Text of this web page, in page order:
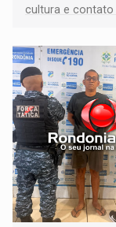
cultura e